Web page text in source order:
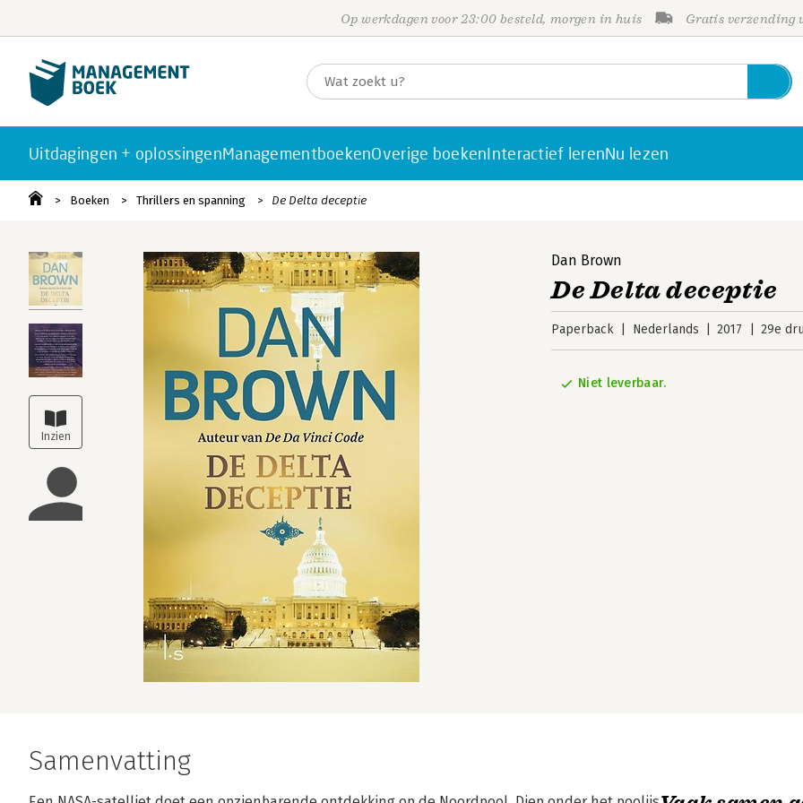
Op werkdagen voor 23:00 besteld, morgen in huis Gratis verzending
Uitdagingen + oplossingenManagementboekenOverige boekenInteractief lerenNu lezen
Boeken Thrillers en spanning De Delta deceptie
Dan Brown
De Delta deceptie
Paperback Nederlands 2017 29e
Niet leverbaar.
Samenvatting